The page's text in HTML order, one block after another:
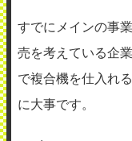
すでにメインの事
売を考えている企
で複合機を仕入れ
に大事です。